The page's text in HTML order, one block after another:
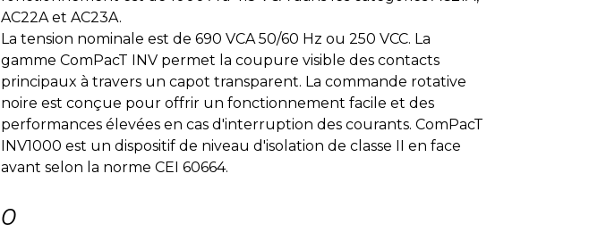
AC22A et AC23A.
La tension nominale est de 690 VCA 50/60 Hz ou 250 VCC. La
gamme ComPacT INV permet la coupure visible des contacts
principaux à travers un capot transparent. La commande rotative
noire est conçue pour offrir un fonctionnement facile et des
performances élevées en cas d'interruption des courants. ComPacT
INV1000 est un dispositif de niveau d'isolation de classe II en face
avant selon la norme CEI 60664.
0